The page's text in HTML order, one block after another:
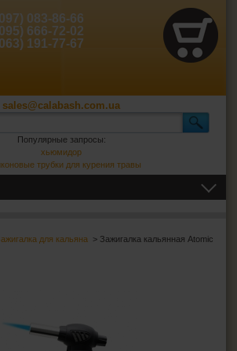
083-86-66
666-72-02
191-77-67
sales@calabash.com.ua
Популярные запросы:
хьюмидор
трубки для курения травы
для кальяна
> Зажигалка кальянная Atomic
ЗАЖИГАЛКИ